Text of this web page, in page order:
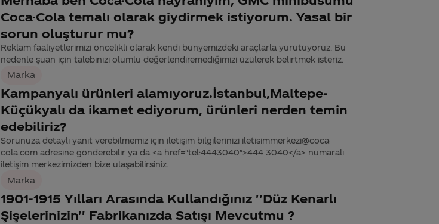
Coca-Cola temalı olarak giydirmek istiyorum. Yasal bir
sorun oluşturur mu?
Reklam faaliyetlerimizi öncelikli olarak kendi bünyemizdeki araçlarla yürütüyoruz. Bu
nedenle şuan için talebinizi olumlu değerlendiremediğimizi üzülerek belirtmek isteriz.
Marka
Kampanyalı ürünleri alamıyoruz.İstanbul,Maltepe-
Küçükyalı da ikamet ediyorum, ürünleri nerden temin
edebiliriz?
Sorunuza detaylı yanıt verebilmemiz için iletişim bilgilerinizi iletisimmerkezi@coca-
cola.com adresine gönderebilir ya da <a href="tel:4443040">444 3040</a> numaralı
iletişim merkezimizden bize ulaşabilirsiniz.
Marka
1901-1915 Yılları Arasında Kullandığınız ''Düz Kenarlı
Şişelerinizin'' Fabrikanızda Satışı Mevcutmu ?